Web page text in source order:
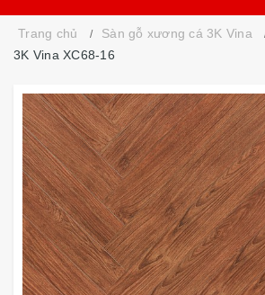
Trang chủ Sàn gỗ xương cá 3K Vina
3K Vina XC68-16